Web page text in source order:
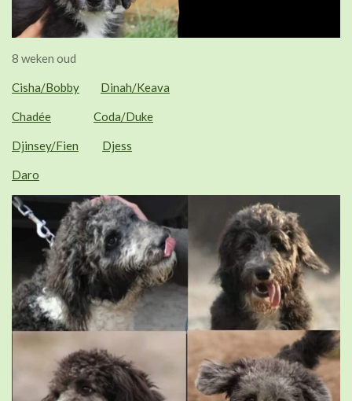
8 weken oud
Cisha/Bobby Dinah/Keava
Chadée Coda/Duke
Djinsey/Fien Djess
Daro